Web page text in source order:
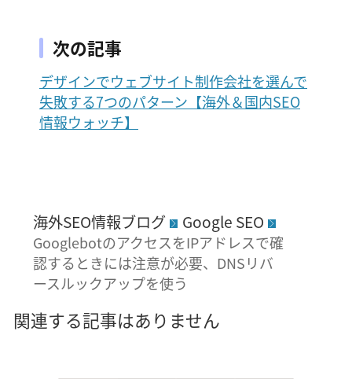
次の記事
デザインでウェブサイト制作会社を選んで
失敗する7つのパターン【海外＆国内SEO
情報ウォッチ】
海外SEO情報ブログ Google SEO
GooglebotのアクセスをIPアドレスで確
認するときには注意が必要、DNSリバ
ースルックアップを使う
関連する記事はありません